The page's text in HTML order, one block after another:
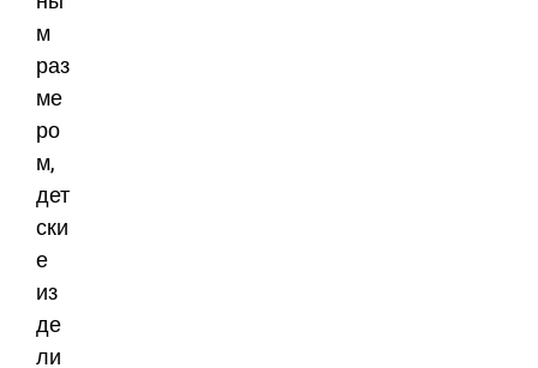
м
раз
ме
ро
м,
дет
ски
е
из
де
ли